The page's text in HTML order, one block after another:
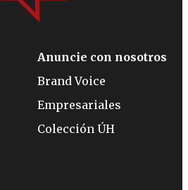
Anuncie con nosotros
Brand Voice
Empresariales
Colección ÚH